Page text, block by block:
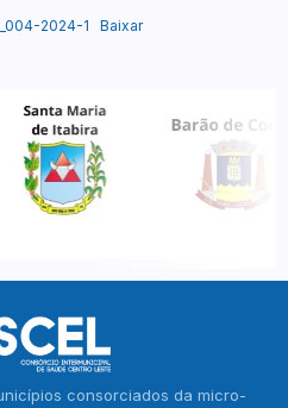
2024-1 Baixar
consorciados da micro-